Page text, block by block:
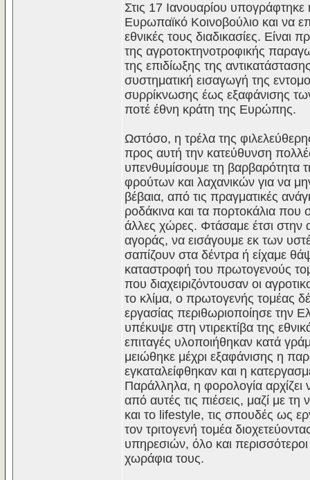
Στις 17 Ιανουαρίου
Ευρωπαϊκό Κοινοβούλιο και να
εθνικές τους διαδικασίες.
της αγροτοκτηνοτροφικής
της επιδίωξης της
συστηματική εισαγωγή της
συρρίκνωσης έως εξαφάνισης
ποτέ έθνη κράτη της Ευρώπης.
Ωστόσο, η τρέλα της
προς αυτή την κατεύθυνση
υπενθυμίσουμε τη βαρβαρότητα
φρούτων και λαχανικών για να
βέβαια, από τις πραγματικές
ροδάκινα και τα πορτοκάλια που
άλλες χώρες. Φτάσαμε έτσι στην
αγοράς, να εισάγουμε εκ των
σαπίζουν στα δέντρα ή είχαμε
καταστροφή του πρωτογενούς
που διαχειριζόντουσαν οι
το κλίμα, ο πρωτογενής τομέας
εργασίας περιθωριοποίησε
υπέκυψε στη ντιρεκτίβα της
επιταγές υλοποιήθηκαν κατά
μειώθηκε μέχρι εξαφάνισης η
εγκαταλείφθηκαν και η
Παράλληλα, η φορολογία αρχίζει
από αυτές τις πιέσεις, μαζί με
και το lifestyle, τις σπουδές ως
τον τριτογενή τομέα
υπηρεσιών, όλο και
χωράφια τους.